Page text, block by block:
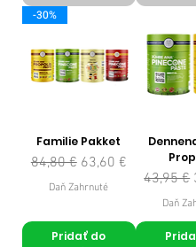
-30%
Familie Pakket
Normálna cena
84,80 € Zľavnená cena
63,60 €
Daň Zahrnuté
Pridať do
43,95 €
Daň